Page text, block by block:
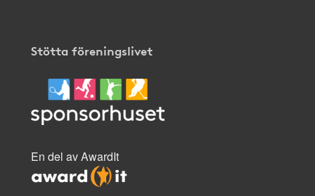
Stötta föreningslivet
En del av AwardIt